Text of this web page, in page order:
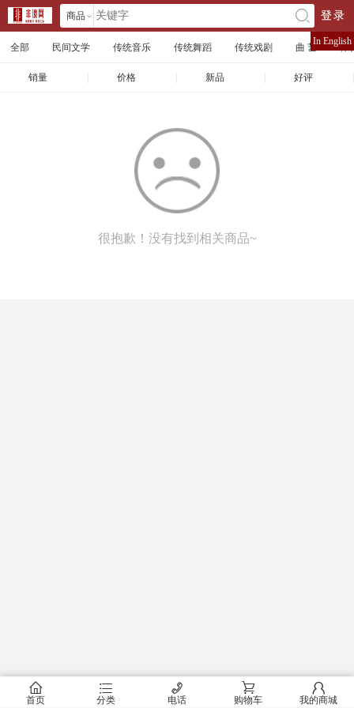
商品 󰄘 登录
全部 民间文学 传统音乐 传统舞蹈 传统戏剧 曲 艺 体
销量 价格 新品 好评
很抱歉！没有找到相关商品~
In English
󰂠
首页
󰂦
分类
󰄫
电话
󰂟
购物车
󰂢
我的商城